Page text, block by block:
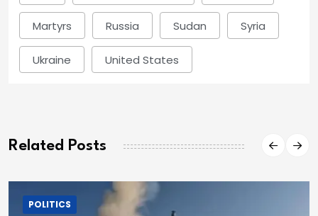
Martyrs Russia Sudan Syria
Ukraine United States
Related Posts
POLITICS